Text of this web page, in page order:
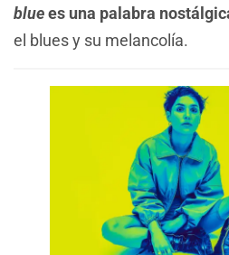
bluees una palabra
el blues y su melancolía.